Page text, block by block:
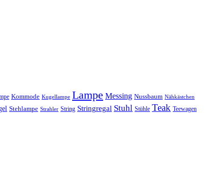
Kommode Kugellampe Lampe Messing Nussbaum Nähkästchen
Stehlampe Strahler String Stringregal Stuhl Stühle Teak Teewagen